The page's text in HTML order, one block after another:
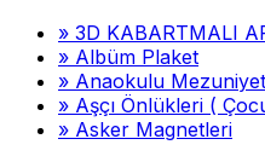
» 3D KABARTMALI
» Albüm Plaket
» Anaokulu Mezuniyet
» Aşçı Önlükleri (
» Asker Magnetleri